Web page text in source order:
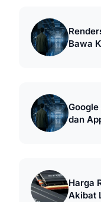
Bawa
dan
Harga
Akibat